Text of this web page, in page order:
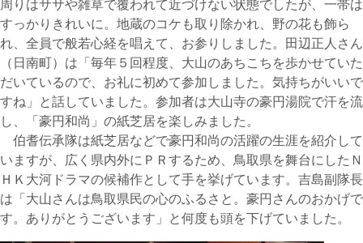
周りはササや雑草で覆われて近づけない状態でしたが、一帯は
すっかりきれいに。地蔵のコケも取り除かれ、野の花も飾ら
れ、全員で般若心経を唱えて、お参りしました。田辺正人さん
（日南町）は「毎年５回程度、大山のあちこちを歩かせていた
だいているので、お礼に初めて参加しました。気持ちがいいで
すね」と話していました。参加者は大山寺の豪円湯院で汗を流
し、「豪円和尚」の紙芝居を楽しみました。
伯耆伝承隊は紙芝居などで豪円和尚の活躍の生涯を紹介して
いますが、広く県内外にＰＲするため、鳥取県を舞台にしたＮ
ＨＫ大河ドラマの候補作として手を挙げています。吉島副隊長
は「大山さんは鳥取県民の心のふるさと。豪円さんのおかげで
す。ありがとうございます」と何度も頭を下げていました。